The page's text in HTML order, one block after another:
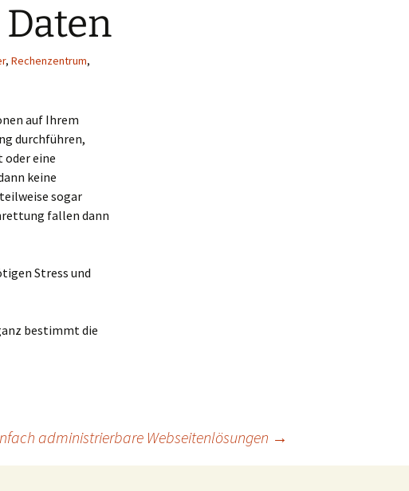
, Rechenzentrum,
auf Ihrem
durchführen,
oder eine
keine
sogar
fallen dann
Stress und
bestimmt die
administrierbare Webseitenlösungen →